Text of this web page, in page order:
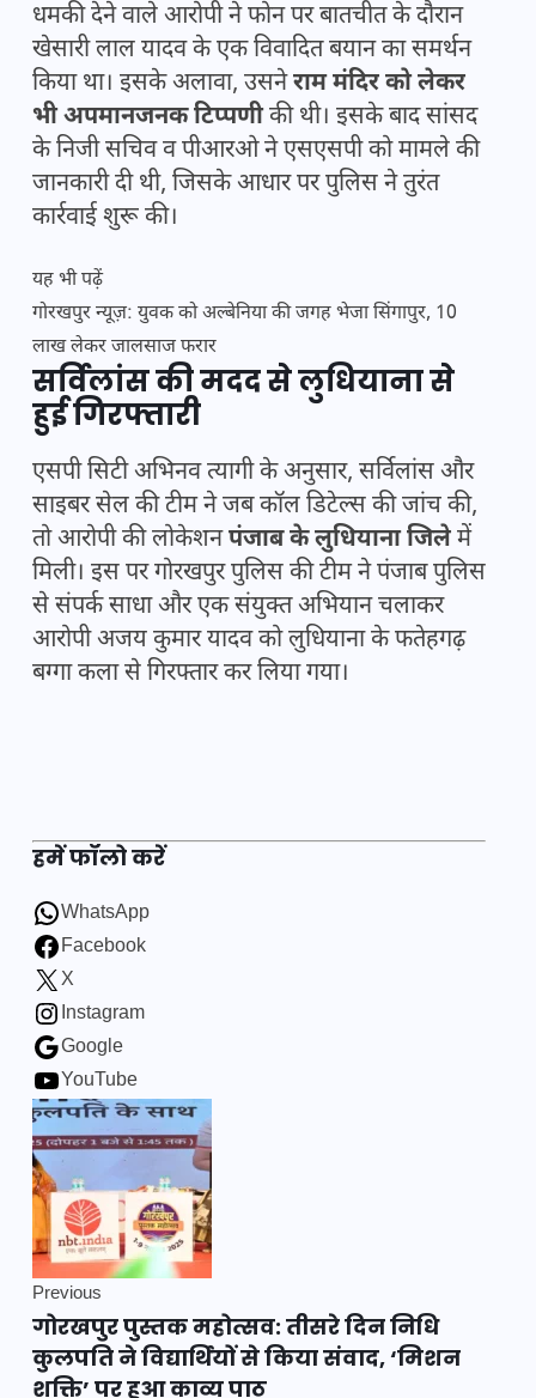
धमकी देने वाले आरोपी ने फोन पर बातचीत के दौरान
खेसारी लाल यादव के एक विवादित बयान का समर्थन
किया था। इसके अलावा, उसनेराम मंदिर को लेकर
भी अपमानजनक टिप्पणीकी थी। इसके बाद सांसद
के निजी सचिव व पीआरओ ने एसएसपी को मामले की
जानकारी दी थी, जिसके आधार पर पुलिस ने तुरंत
कार्रवाई शुरू की।
यह भी पढ़ें
गोरखपुर न्यूज़: युवक को अल्बेनिया की जगह भेजा सिंगापुर, 10
लाख लेकर जालसाज फरार
सर्विलांस की मदद से लुधियाना से
हुई गिरफ्तारी
एसपी सिटी अभिनव त्यागी के अनुसार, सर्विलांस और
साइबर सेल की टीम ने जब कॉल डिटेल्स की जांच की,
तो आरोपी की लोकेशनपंजाब के लुधियाना जिलेमें
मिली। इस पर गोरखपुर पुलिस की टीम ने पंजाब पुलिस
से संपर्क साधा और एक संयुक्त अभियान चलाकर
आरोपी अजय कुमार यादव को लुधियाना के फतेहगढ़
बग्गा कला से गिरफ्तार कर लिया गया।
हमें फॉलो करें
WhatsApp
Facebook
X
Instagram
Google
YouTube
Previous
गोरखपुर पुस्तक महोत्सव: तीसरे दिन निधि
कुलपति ने विद्यार्थियों से किया संवाद, ‘मिशन
शक्ति’ पर हुआ काव्य पाठ